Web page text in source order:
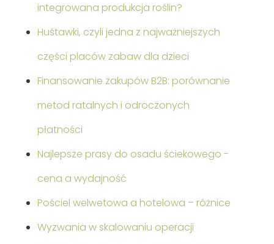
integrowana produkcja roślin?
Huśtawki, czyli jedna z najważniejszych
części placów zabaw dla dzieci
Finansowanie zakupów B2B: porównanie
metod ratalnych i odroczonych
płatności
Najlepsze prasy do osadu ściekowego -
cena a wydajność
Pościel welwetowa a hotelowa – różnice
Wyzwania w skalowaniu operacji